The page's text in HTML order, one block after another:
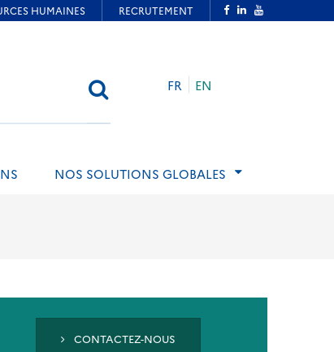
FR EN
NOS SOLUTIONS GLOBALES
CONTACTEZ-NOUS